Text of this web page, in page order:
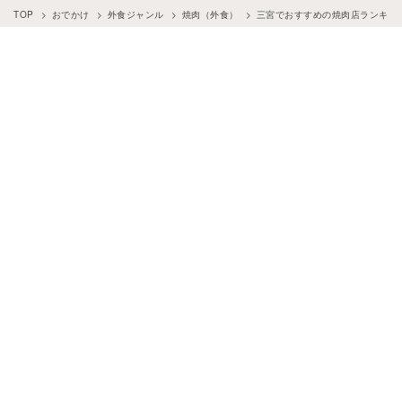
TOP おでかけ 外食ジャンル 焼肉（外食） 三宮でおすすめの焼肉店ランキ